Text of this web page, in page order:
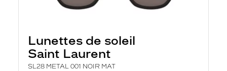
Lunettes de soleil
Saint Laurent
SL28 METAL 001 NOIR MAT